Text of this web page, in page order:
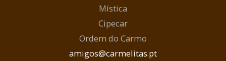
Mística
Cipecar
Ordem do Carmo
amigos@carmelitas.pt